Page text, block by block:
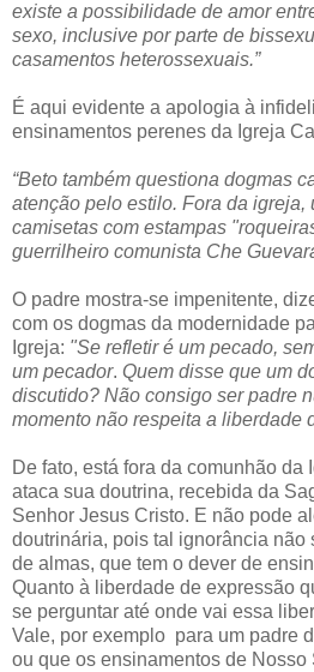
existe a possibilidade de amor
sexo, inclusive por parte de
casamentos heterossexuais.”
É aqui evidente a apologia à
ensinamentos perenes da Igreja
“Beto também questiona dogmas
atenção pelo estilo. Fora da igreja,
camisetas com estampas
guerrilheiro comunista Che
O padre mostra-se impenitente,
com os dogmas da modernidade
Igreja: "Se refletir é um pecado,
um pecador. Quem disse que um
discutido? Não consigo ser padre
momento não respeita a liberdade
De fato, está fora da comunhão da
ataca sua doutrina, recebida da
Senhor Jesus Cristo. E não pode
doutrinária, pois tal ignorância não
de almas, que tem o dever de
Quanto à liberdade de expressão
se perguntar até onde vai essa
Vale, por exemplo para um padre
ou que os ensinamentos de Nosso